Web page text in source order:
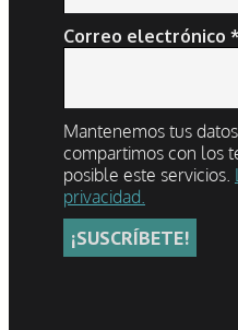
Correo electrónico *
Mantenemos tus
compartimos con los
posible este servicios.
privacidad.